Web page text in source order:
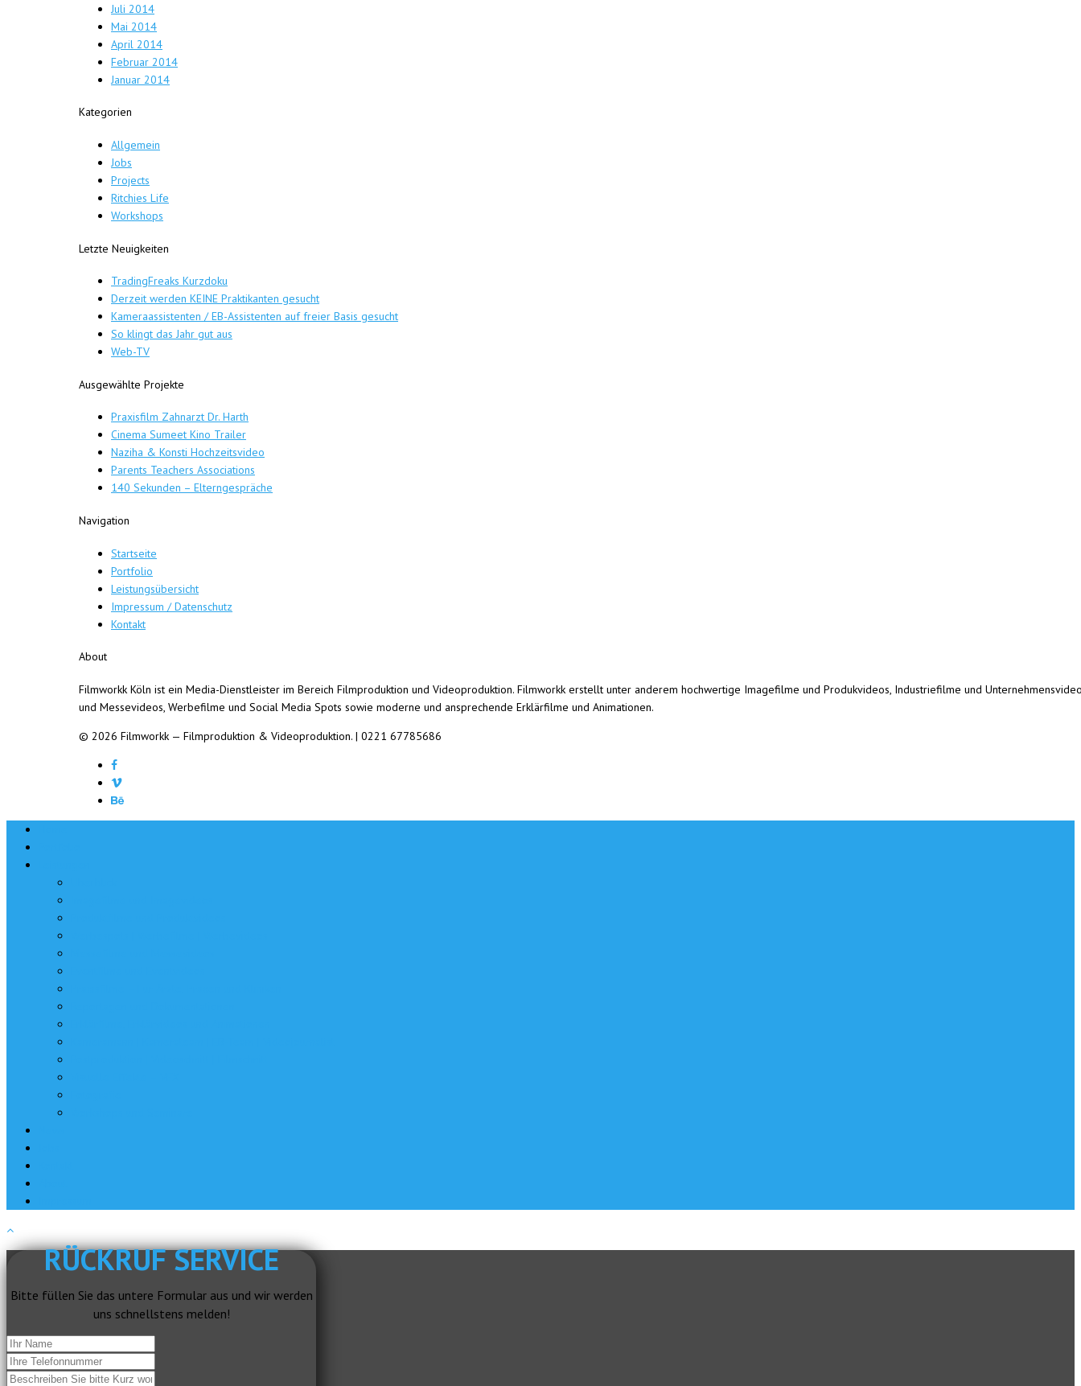
Juli 2014
Mai 2014
April 2014
Februar 2014
Januar 2014
Kategorien
Allgemein
Jobs
Projects
Ritchies Life
Workshops
Letzte Neuigkeiten
TradingFreaks Kurzdoku
Derzeit werden KEINE Praktikanten gesucht
Kameraassistenten / EB-Assistenten auf freier Basis gesucht
So klingt das Jahr gut aus
Web-TV
Ausgewählte Projekte
Praxisfilm Zahnarzt Dr. Harth
Cinema Sumeet Kino Trailer
Naziha & Konsti Hochzeitsvideo
Parents Teachers Associations
140 Sekunden – Elterngespräche
Navigation
Startseite
Portfolio
Leistungsübersicht
Impressum / Datenschutz
Kontakt
About
Filmworkk Köln ist ein Media-Dienstleister im Bereich Filmproduktion und Videoproduktion. Filmworkk erstellt unter anderem hochwertige Imagefilme und Produkvideos, Industriefilme und
und Messevideos, Werbefilme und Social Media Spots sowie moderne und ansprechende Erklärfilme und Animationen.
© 2026 Filmworkk — Filmproduktion & Videoproduktion. | 0221 67785686
RÜCKRUF SERVICE
Bitte füllen Sie das untere Formular aus und wir werden
uns schnellstens melden!